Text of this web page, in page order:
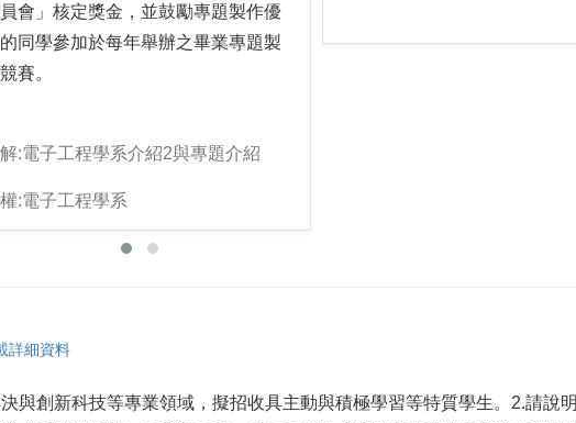
會」核定獎金，並鼓勵專題製作優
同學參加於每年舉辦之畢業專題製
賽。
:電子工程學系介紹2與專題介紹
:電子工程學系
詳細資料
與創新科技等專業領域，擬招收具主動與積極學習等特質學生。2.請說